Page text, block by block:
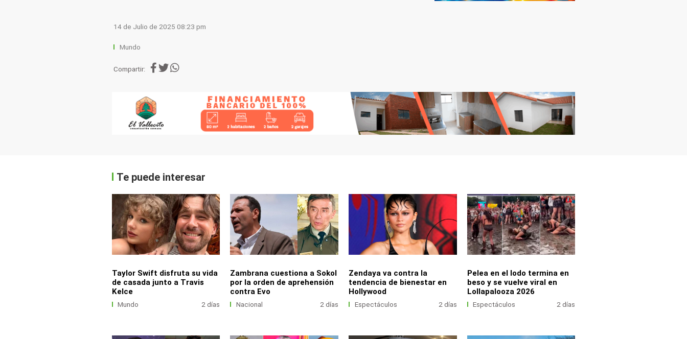
14 de Julio de 2025 08:23 pm
Mundo
Compartir:
Te puede interesar
Taylor Swift disfruta su vida
de casada junto a Travis
Kelce
Mundo 2 días
Zambrana cuestiona a Sokol
por la orden de aprehensión
contra Evo
Nacional 2 días
Zendaya va contra la
tendencia de bienestar en
Hollywood
Espectáculos 2 días
Pelea en el lodo termina en
beso y se vuelve viral en
Lollapalooza 2026
Espectáculos 2 días